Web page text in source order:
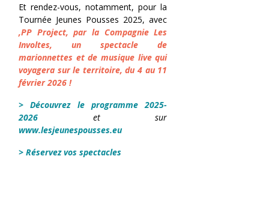
Et rendez-vous, notamment, pour la
Tournée Jeunes Pousses 2025, avec
,PP Project, par la Compagnie Les
Involtes, un spectacle de
marionnettes et de musique live qui
voyagera sur le territoire, du 4 au 11
février 2026 !
>Découvrez le programme 2025-
2026
et sur
www.lesjeunespousses.eu
> Réservez vos spectacles